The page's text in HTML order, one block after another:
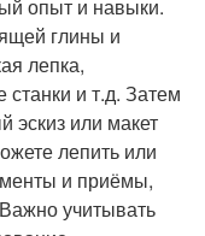
опыт и навыки.
глины и
лепка,
и т.д. Затем
эскиз или макет
лепить или
и приёмы,
учитывать